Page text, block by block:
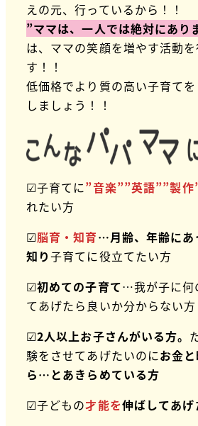
えの元、行っているから！！
”ママは、一人では絶対にあり
は、ママの笑顔を増やす活動
す！！
低価格でより質の高い子育て
しましょう！！
☑子育てに”音楽””英語””製作
れたい方
☑脳育・知育…月齢、年齢にあ
知り子育てに役立てたい方
☑初めての子育て…我が子に何
てあげたら良いか分からない方
☑2人以上お子さんがいる方。
験をさせてあげたいのにお金
ら…とあきらめている方
☑子どもの才能を伸ばしてあ